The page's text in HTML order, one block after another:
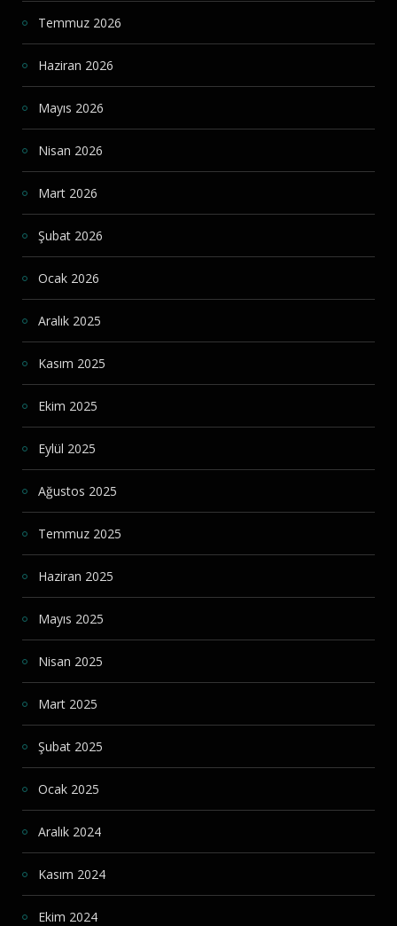
Temmuz 2026
Haziran 2026
Mayıs 2026
Nisan 2026
Mart 2026
Şubat 2026
Ocak 2026
Aralık 2025
Kasım 2025
Ekim 2025
Eylül 2025
Ağustos 2025
Temmuz 2025
Haziran 2025
Mayıs 2025
Nisan 2025
Mart 2025
Şubat 2025
Ocak 2025
Aralık 2024
Kasım 2024
Ekim 2024